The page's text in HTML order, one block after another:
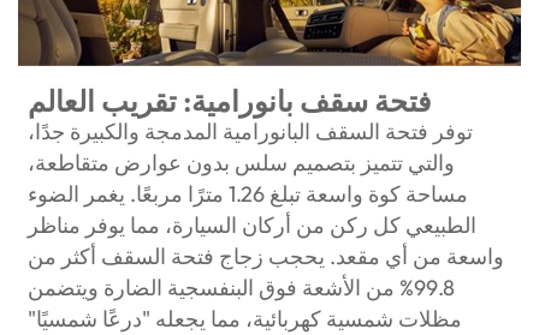
فتحة سقف بانورامية: تقريب العالم
توفر فتحة السقف البانورامية المدمجة والكبيرة جدًا،
والتي تتميز بتصميم سلس بدون عوارض متقاطعة،
مساحة كوة واسعة تبلغ 1.26 مترًا مربعًا. يغمر الضوء
الطبيعي كل ركن من أركان السيارة، مما يوفر مناظر
واسعة من أي مقعد. يحجب زجاج فتحة السقف أكثر من
99.8% من الأشعة فوق البنفسجية الضارة ويتضمن
مظلات شمسية كهربائية، مما يجعله "درعًا شمسيًا"